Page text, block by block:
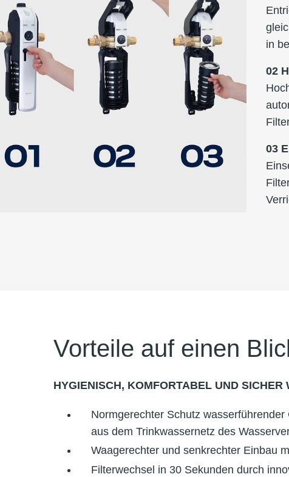
in
02
03
Vorteile auf einen
HYGIENISCH, KOMFORTABEL UND SICHER
Normgerechter Schutz
aus dem Trinkwassernetz des
Waagerechter und senkrechter Einbau
Filterwechsel in 30 Sekunden durch